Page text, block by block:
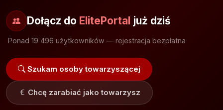
Dołącz do ElitePortal już dziś
Ponad 19 496 użytkowników — rejestracja bezpłatna
Szukam osoby towarzyszącej
Chcę zarabiać jako towarzysz